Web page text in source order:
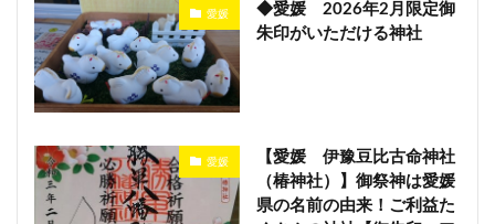
愛媛
◆愛媛 2026年2月限定御
朱印がいただける神社
愛媛
【愛媛 伊豫豆比古命神社
（椿神社）】御祭神は愛媛
県の名前の由来！ご利益た